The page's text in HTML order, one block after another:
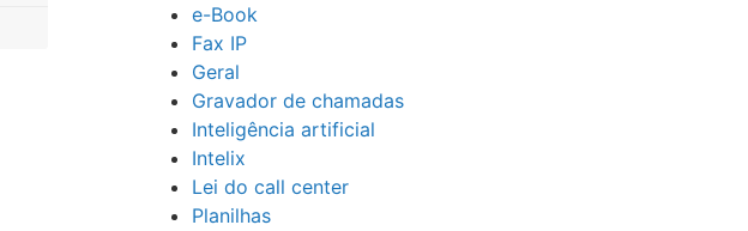
e-Book
Fax IP
Geral
Gravador de chamadas
Inteligência artificial
Intelix
Lei do call center
Planilhas